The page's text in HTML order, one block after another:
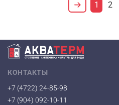
1 2
КОНТАКТЫ
+7 (4722) 24-85-98
+7 (904) 092-10-11